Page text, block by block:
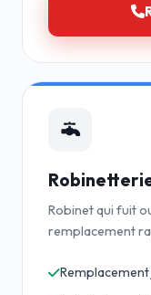
Robinet qui fuit
remplacement